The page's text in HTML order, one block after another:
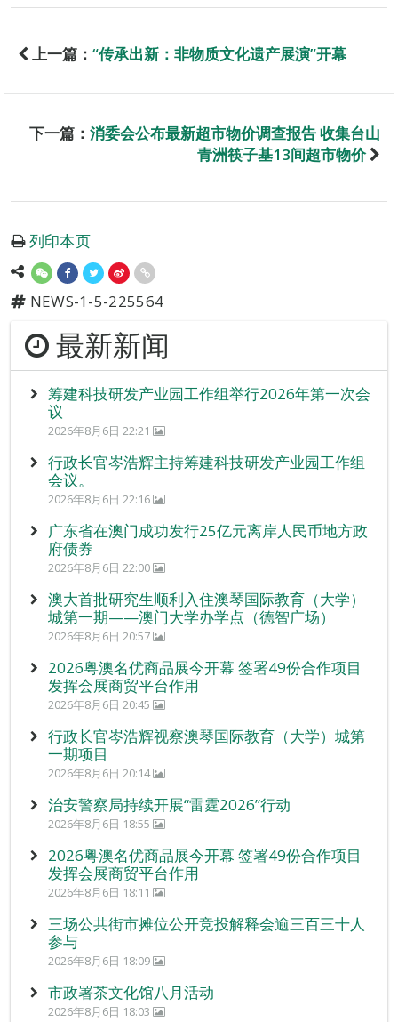
上一篇： “传承出新：非物质文化遗产展演”开幕
下一篇： 消委会公布最新超市物价调查报告 收集台山
青洲筷子基13间超市物价
列印本页
NEWS-1-5-225564
最新新闻
筹建科技研发产业园工作组举行2026年第一次会
议
2026年8月6日 22:21
行政长官岑浩辉主持筹建科技研发产业园工作组
会议。
2026年8月6日 22:16
广东省在澳门成功发行25亿元离岸人民币地方政
府债券
2026年8月6日 22:00
澳大首批研究生顺利入住澳琴国际教育（大学）
城第一期——澳门大学办学点（德智广场）
2026年8月6日 20:57
2026粤澳名优商品展今开幕 签署49份合作项目
发挥会展商贸平台作用
2026年8月6日 20:45
行政长官岑浩辉视察澳琴国际教育（大学）城第
一期项目
2026年8月6日 20:14
治安警察局持续开展“雷霆2026”行动
2026年8月6日 18:55
2026粤澳名优商品展今开幕 签署49份合作项目
发挥会展商贸平台作用
2026年8月6日 18:11
三场公共街市摊位公开竞投解释会逾三百三十人
参与
2026年8月6日 18:09
市政署茶文化馆八月活动
2026年8月6日 18:03